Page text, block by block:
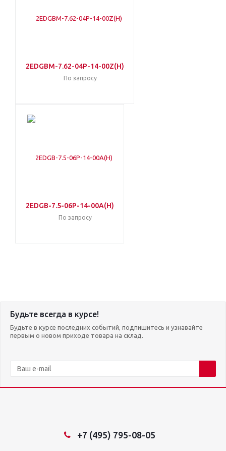
2EDGBM-7.62-04P-14-00Z(H)
По запросу
2EDGB-7.5-06P-14-00A(H)
По запросу
Будьте всегда в курсе!
Будьте в курсе последних событий, подпишитесь и узнавайте
первым о новом приходе товара на склад.
+7 (495) 795-08-05